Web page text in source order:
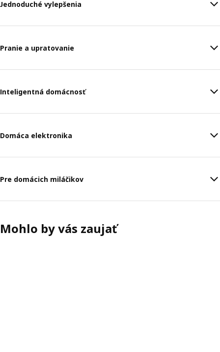
Jednoduché vylepšenia
Pranie a upratovanie
Inteligentná domácnosť
Domáca elektronika
Pre domácich miláčikov
Mohlo by vás zaujať